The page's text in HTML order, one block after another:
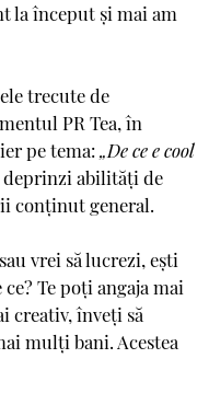
la început și mai am
trecute de
PR Tea, în
pe tema:„De ce e cool
deprinzi abilități de
conținut general.
vrei să lucrezi, ești
Te poți angaja mai
creativ, înveți să
mulți bani. Acestea